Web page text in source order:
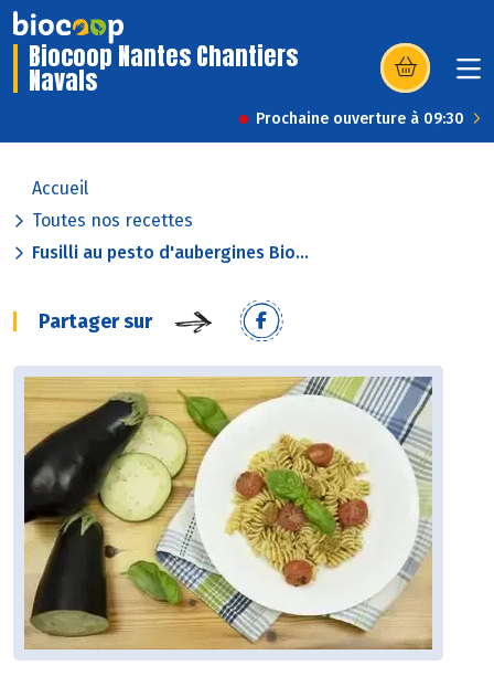
Biocoop Nantes Chantiers
Navals (s’ouvre dans
Prochaine ouverture à 09:30
Accueil
Toutes nos recettes
Fusilli au pesto d'aubergines Bio...
Partager sur